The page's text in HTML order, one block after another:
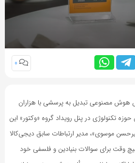
0
هوش مصنوعی تبدیل به پرسشی با هزاران
تکنولوژی در پنل رویداد گروه «وکتور» این
موسوی»، مدیر ارتباطات سابق دیجی‌کالا
وقت برای سوالات بنیادین و فلسفی خود